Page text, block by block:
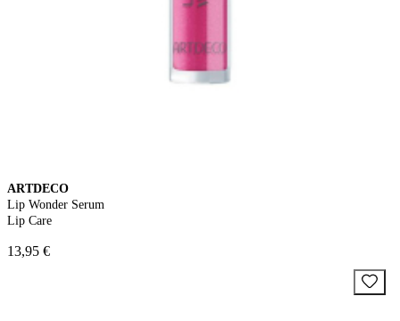
ARTDECO
Lip Wonder Serum
Lip Care
13,95 €